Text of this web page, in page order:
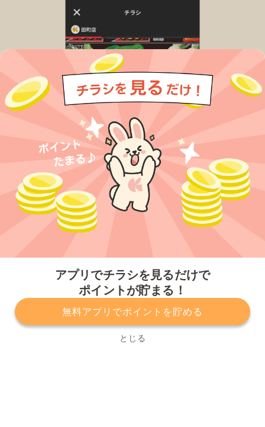
アプリでチラシを見るだけで
ポイントが貯まる！
無料アプリでポイントを貯める
とじる
プライバシーポリシー 利用規約
運営会社
サービスに関してのお問い合わせ